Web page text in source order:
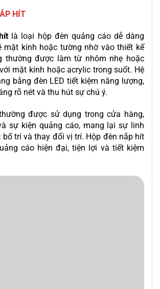
HÍT
là loại hộp đèn quảng cáo dễ dàng
mặt kính hoặc tường nhờ vào thiết kế
thường được làm từ nhôm nhẹ hoặc
mặt kính hoặc acrylic trong suốt. Hệ
bằng đèn LED tiết kiệm năng lượng,
rõ nét và thu hút sự chú ý.
được sử dụng trong cửa hàng,
sự kiện quảng cáo, mang lại sự linh
bố trí và thay đổi vị trí. Hộp đèn nắp hít
cáo hiện đại, tiện lợi và tiết kiệm